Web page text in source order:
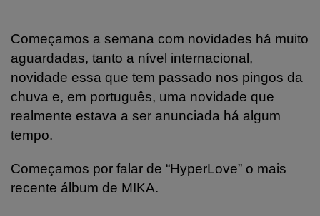
Começamos a semana com novidades há muito
aguardadas, tanto a nível internacional,
novidade essa que tem passado nos pingos da
chuva e, em português, uma novidade que
realmente estava a ser anunciada há algum
tempo.
Começamos por falar de “HyperLove” o mais
recente álbum de MIKA.